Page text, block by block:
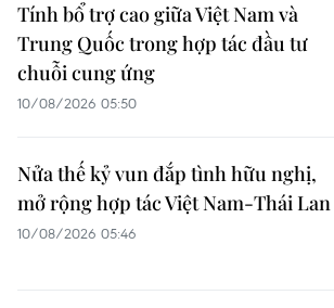
Tính bổ trợ cao giữa Việt Nam và
Trung Quốc trong hợp tác đầu tư
chuỗi cung ứng
10/08/2026 05:50
Nửa thế kỷ vun đắp tình hữu nghị,
mở rộng hợp tác Việt Nam-Thái Lan
10/08/2026 05:46